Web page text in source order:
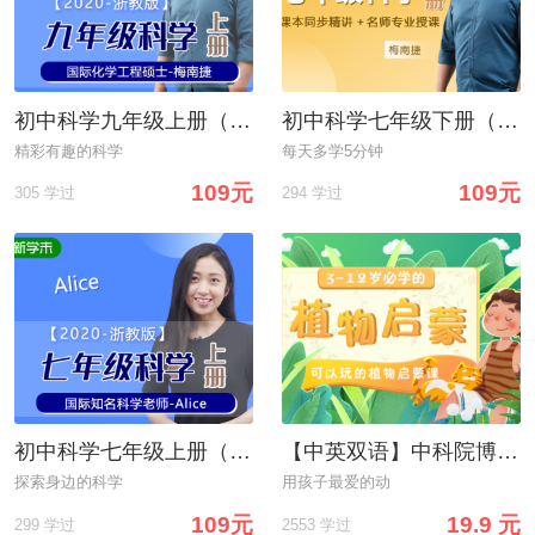
初中科学九年级上册（浙教版)
精彩有趣的科学
305 学过 109元
初中科学七年级下册（浙教版）
每天多学5分钟
294 学过 109元
初中科学七年级上册（浙教版）
探索身边的科学
299 学过 109元
【中英双语】中科院博士给孩子的20堂植物启蒙课：开启神奇的植物探索之旅，培养科学能力
用孩子最爱的动
2553 学过 19.9 元